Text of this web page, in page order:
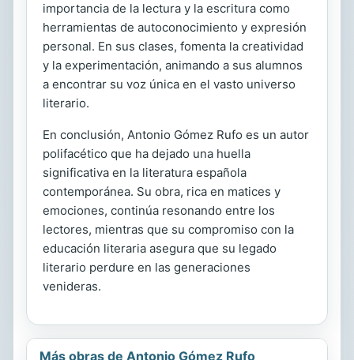
importancia de la lectura y la escritura como
herramientas de autoconocimiento y expresión
personal. En sus clases, fomenta la creatividad
y la experimentación, animando a sus alumnos
a encontrar su voz única en el vasto universo
literario.
En conclusión, Antonio Gómez Rufo es un autor
polifacético que ha dejado una huella
significativa en la literatura española
contemporánea. Su obra, rica en matices y
emociones, continúa resonando entre los
lectores, mientras que su compromiso con la
educación literaria asegura que su legado
literario perdure en las generaciones
venideras.
Más obras de Antonio Gómez Rufo